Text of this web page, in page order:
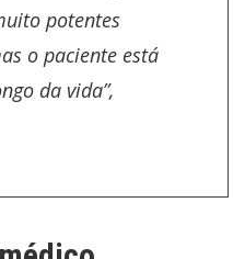
potentes
o paciente está
da vida”,